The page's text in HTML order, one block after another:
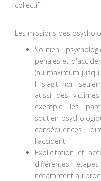
collectif.
Les missions des
Soutien
pénales et
(au maximum
Il s'agit non
aussi des
exemple les
soutien
conséquences
l'accident.
Explicitation et
différentes
notamment au